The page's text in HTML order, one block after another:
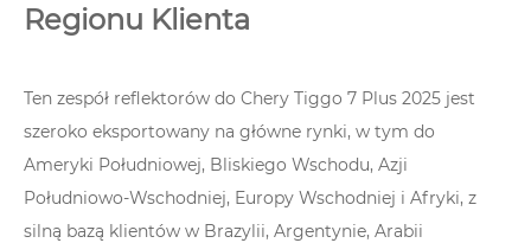
Regionu Klienta
Ten zespół reflektorów do Chery Tiggo 7 Plus 2025 jest
szeroko eksportowany na główne rynki, w tym do
Ameryki Południowej, Bliskiego Wschodu, Azji
Południowo-Wschodniej, Europy Wschodniej i Afryki, z
silną bazą klientów w Brazylii, Argentynie, Arabii